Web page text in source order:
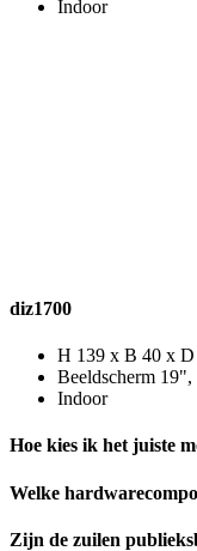
Indoor
diz1700
H 139 x B 40 x D
Beeldscherm
Indoor
Hoe kies ik het juiste
Welke
Zijn de zuilen